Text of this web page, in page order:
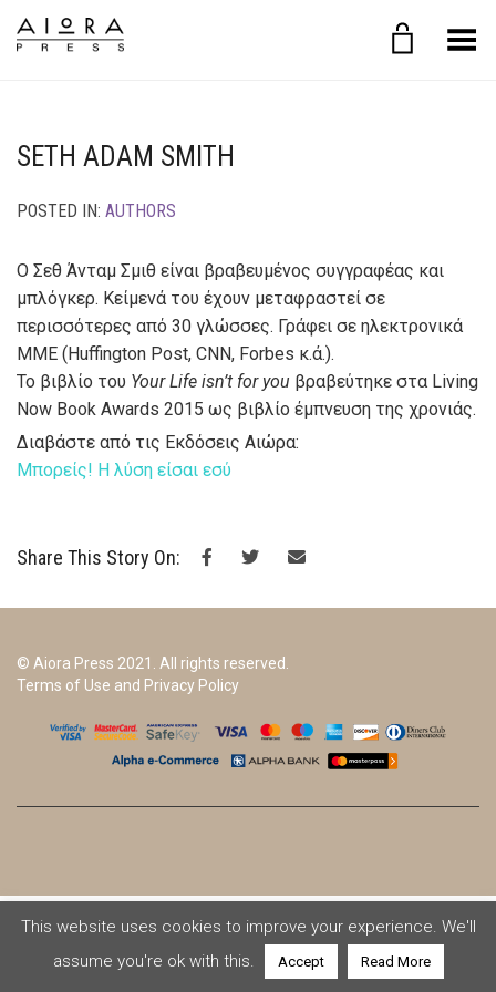
Toggle Menu
SETH ADAM SMITH
POSTED IN: AUTHORS
Ο Σεθ Άνταμ Σμιθ είναι βραβευμένος συγγραφέας και
μπλόγκερ. Κείμενά του έχουν μεταφραστεί σε
περισσότερες από 30 γλώσσες. Γράφει σε ηλεκτρονικά
ΜΜΕ (Huffington Post, CNN, Forbes κ.ά.).
Το βιβλίο του Your Life isn’t for you βραβεύτηκε στα Living
Now Book Awards 2015 ως βιβλίο έμπνευση της χρονιάς.
Διαβάστε από τις Εκδόσεις Αιώρα:
Μπορείς! Η λύση είσαι εσύ
Share This Story On:
© Aiora Press 2021. All rights reserved.
Terms of Use and Privacy Policy
This website uses cookies to improve your experience. We'll
assume you're ok with this.
Accept Read More